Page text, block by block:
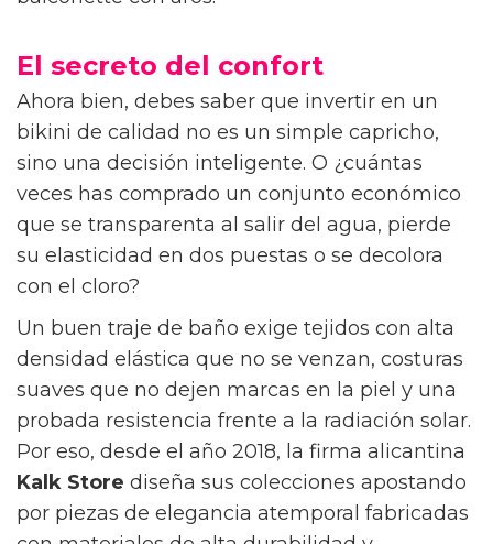
El secreto del confort
Ahora bien, debes saber que invertir en un
bikini de calidad no es un simple capricho,
sino una decisión inteligente. O ¿cuántas
veces has comprado un conjunto económico
que se transparenta al salir del agua, pierde
su elasticidad en dos puestas o se decolora
con el cloro?
Un buen traje de baño exige tejidos con alta
densidad elástica que no se venzan, costuras
suaves que no dejen marcas en la piel y una
probada resistencia frente a la radiación solar.
Por eso, desde el año 2018, la firma alicantina
Kalk Store diseña sus colecciones apostando
por piezas de elegancia atemporal fabricadas